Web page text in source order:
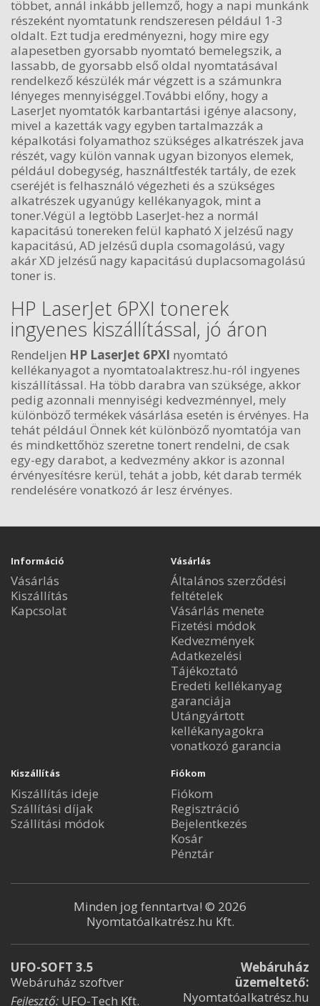
többet, annál inkább jellemző, hogy a napi munkánk
részeként nyomtatunk rendszeresen például 1-3
oldalt. Ezt tudja eredményezni, hogy mire egy
alapesetben gyorsabb nyomtató bemelegszik, a
lassabb, de gyorsabb első oldal nyomtatásával
rendelkező készülék már végzett is a számunkra
lényeges mennyiséggel.További előny, hogy a
LaserJet nyomtatók karbantartási igénye alacsony,
mivel a kazetták vagy egyben tartalmazzák a
képalkotási folyamathoz szükséges alkatrészek java
részét, vagy külön vannak ugyan bizonyos elemek,
például dobegység, használtfesték tartály, de ezek
cseréjét is felhasználó végezheti és a szükséges
alkatrészek ugyanúgy kellékanyagok, mint a
toner.Végül a legtöbb LaserJet-hez a normál
kapacitású tonereken felül kapható X jelzésű nagy
kapacitású, AD jelzésű dupla csomagolású, vagy
akár XD jelzésű nagy kapacitású duplacsomagolású
toner is.
HP LaserJet 6PXI tonerek
ingyenes kiszállítással, jó áron
Rendeljen HP LaserJet 6PXI nyomtató
kellékanyagot a nyomtatoalaktresz.hu-ról ingyenes
kiszállítással. Ha több darabra van szüksége, akkor
pedig azonnali mennyiségi kedvezménnyel, mely
különböző termékek vásárlása esetén is érvényes. Ha
tehát például Önnek két különböző nyomtatója van
és mindkettőhöz szeretne tonert rendelni, de csak
egy-egy darabot, a kedvezmény akkor is azonnal
érvényesítésre kerül, tehát a jobb, két darab termék
rendelésére vonatkozó ár lesz érvényes.
Információ
Vásárlás
Kiszállítás
Kapcsolat
Vásárlás
Általános szerződési
feltételek
Vásárlás menete
Fizetési módok
Kedvezmények
Adatkezelési
Tájékoztató
Eredeti kellékanyag
garanciája
Utángyártott
kellékanyagokra
vonatkozó garancia
Kiszállítás
Kiszállítás ideje
Szállítási díjak
Szállítási módok
Fiókom
Fiókom
Regisztráció
Bejelentkezés
Kosár
Pénztár
Minden jog fenntartva! © 2026
Nyomtatóalkatrész.hu Kft.
UFO-SOFT 3.5
Webáruház szoftver
Fejlesztő: UFO-Tech Kft.
Webáruház
üzemeltető:
Nyomtatóalkatrész.hu